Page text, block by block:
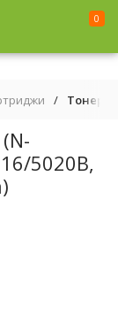
0
/ Тонер-
5020B,